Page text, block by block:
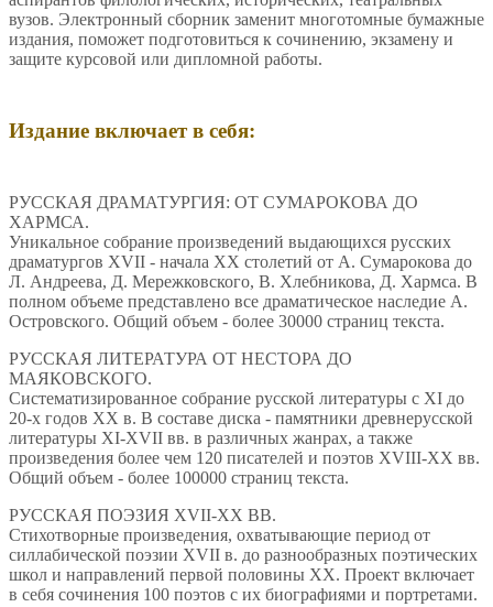
вузов. Электронный сборник заменит многотомные бумажные
издания, поможет подготовиться к сочинению, экзамену и
защите курсовой или дипломной работы.
Издание включает в себя:
РУССКАЯ ДРАМАТУРГИЯ: ОТ СУМАРОКОВА ДО
ХАРМСА.
Уникальное собрание произведений выдающихся русских
драматургов XVII - начала XX столетий от А. Сумарокова до
Л. Андреева, Д. Мережковского, В. Хлебникова, Д. Хармса. В
полном объеме представлено все драматическое наследие А.
Островского. Общий объем - более 30000 страниц текста.
РУССКАЯ ЛИТЕРАТУРА ОТ НЕСТОРА ДО
МАЯКОВСКОГО.
Систематизированное собрание русской литературы с XI до
20-х годов XX в. В составе диска - памятники древнерусской
литературы XI-XVII вв. в различных жанрах, а также
произведения более чем 120 писателей и поэтов XVIII-XX вв.
Общий объем - более 100000 страниц текста.
РУССКАЯ ПОЭЗИЯ XVII-XX ВВ.
Стихотворные произведения, охватывающие период от
силлабической поэзии XVII в. до разнообразных поэтических
школ и направлений первой половины XX. Проект включает
в себя сочинения 100 поэтов с их биографиями и портретами.